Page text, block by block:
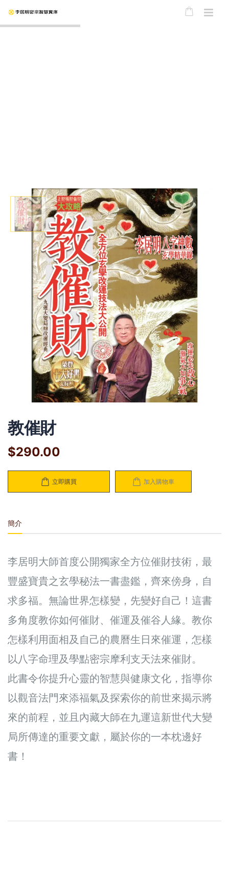
教催財
$290.00
立即購買 加入購物車
簡介
李居明大師首度公開獨家全方位催財技術，最
豐盛寶貴之玄學秘法一書盡鑑，齊來傍身，自
求多福。無論世界怎樣變，先變好自己！這書
多角度教你如何催財、催運及催谷人緣。教你
怎樣利用面相及自己的農曆生日來催運，怎樣
以八字命理及學點密宗摩利支天法來催財。
此書令你提升心靈的智慧與健康文化，指導你
以觀音法門來添福氣及探索你的前世來揭示將
來的前程，並且內藏大師在九運這新世代大變
局所傳達的重要文獻，屬於你的一本枕邊好
書！